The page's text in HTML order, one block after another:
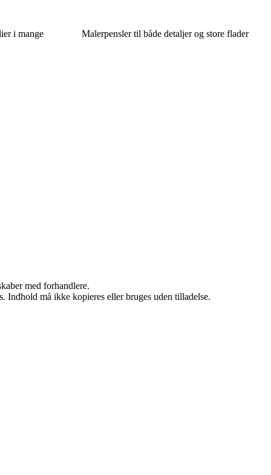
i mange Malerpensler til både detaljer og store flader
med forhandlere.
må ikke kopieres eller bruges uden tilladelse.